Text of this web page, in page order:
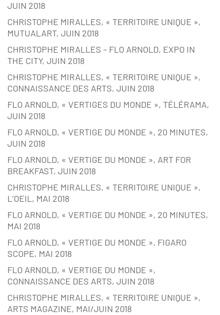
JUIN 2018
CHRISTOPHE MIRALLES, « TERRITOIRE UNIQUE »,
MUTUALART, JUIN 2018
CHRISTOPHE MIRALLES – FLO ARNOLD, EXPO IN
THE CITY, JUIN 2018
CHRISTOPHE MIRALLES, « TERRITOIRE UNIQUE »,
CONNAISSANCE DES ARTS, JUIN 2018
FLO ARNOLD, « VERTIGES DU MONDE », TÉLÉRAMA,
JUIN 2018
FLO ARNOLD, « VERTIGE DU MONDE », 20 MINUTES,
JUIN 2018
FLO ARNOLD, « VERTIGE DU MONDE », ART FOR
BREAKFAST, JUIN 2018
CHRISTOPHE MIRALLES, « TERRITOIRE UNIQUE »,
L’OEIL, MAI 2018
FLO ARNOLD, « VERTIGE DU MONDE », 20 MINUTES,
MAI 2018
FLO ARNOLD, « VERTIGE DU MONDE », FIGARO
SCOPE, MAI 2018
FLO ARNOLD, « VERTIGE DU MONDE »,
CONNAISSANCE DES ARTS, JUIN 2018
CHRISTOPHE MIRALLES, « TERRITOIRE UNIQUE »,
ARTS MAGAZINE, MAI/JUIN 2018